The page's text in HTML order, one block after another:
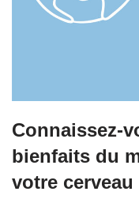
Connaissez-
bienfaits du
votre cerveau